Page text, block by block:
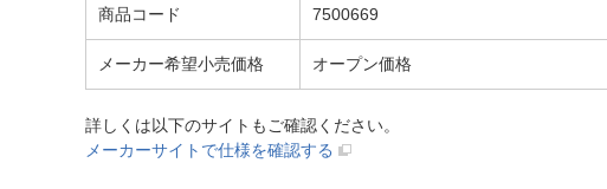
商品コード 7500669
メーカー希望小売価格 オープン価格
詳しくは以下のサイトもご確認ください。
メーカーサイトで仕様を確認する